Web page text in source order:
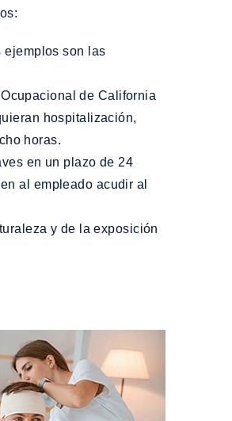
ejemplos son las
de California
hospitalización,
horas.
en un plazo de 24
al empleado acudir al
y de la exposición